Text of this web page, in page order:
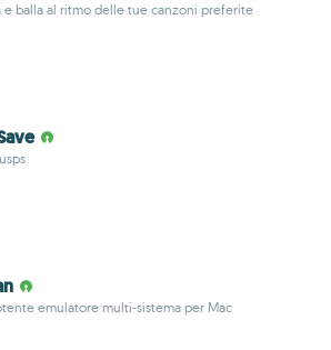
e balla al ritmo delle tue canzoni preferite
emulatore multi-sistema per Mac